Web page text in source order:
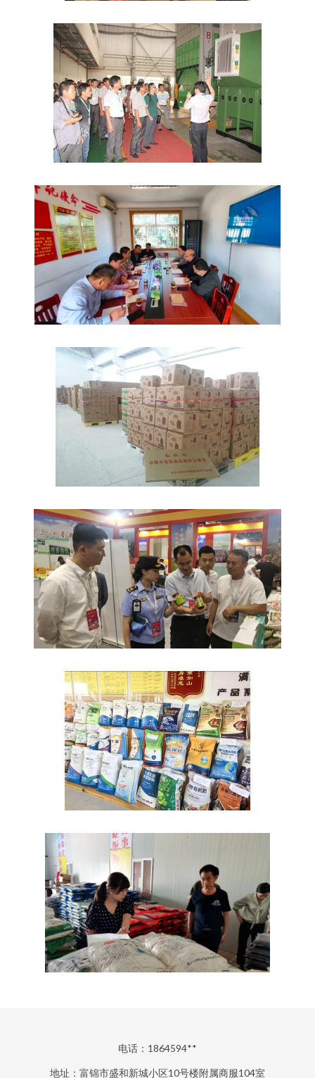
电话：1864594**
地址：富锦市盛和新城小区10号楼附属商服104室